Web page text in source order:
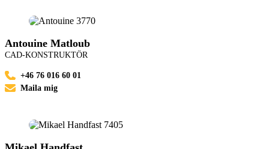
Antouine Matloub
CAD-KONSTRUKTÖR
+46 76 016 60 01
Maila mig